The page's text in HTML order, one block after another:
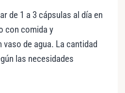
de 1 a 3 cápsulas al día en
con comida y
vaso de agua. La cantidad
las necesidades